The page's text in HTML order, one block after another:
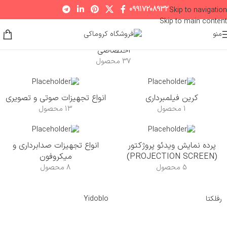
Skip to navigation
Skip to main content
09917208932
منو
اختصاصی
37 محصول
کرین فیلمبرداری
1 محصول
انواع تجهیزات صوتی و تصویری
13 محصول
پرده نمایش ویدئو پروژکتور
(PROJECTION SCREEN)
5 محصول
انواع تجهیزات صدابرداری و
میکروفون
8 محصول
رفلکتا Yidoblo